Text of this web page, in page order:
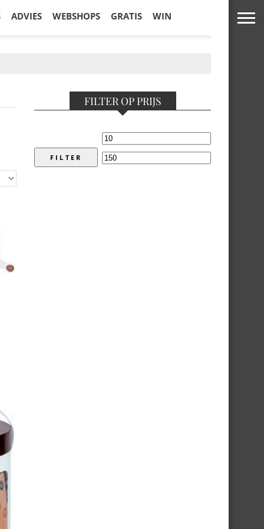
ADVIES WEBSHOPS GRATIS WIN
FILTER OP PRIJS
FILTER